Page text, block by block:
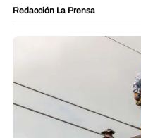
Redacción La Prensa